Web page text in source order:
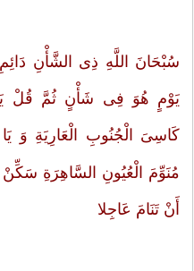
سُبْحَانَ اللَّهِ ذِی الشَّأْنِ
یَوْمٍ هُوَ فِی شَأْنٍ ثُمَّ قُلْ یَا
کَاسِیَ الْجُنُوبِ الْعَارِیَةِ وَ
مُنَوِّمَ الْعُیُونِ السَّاهِرَةِ
أَنْ تَنَامَ عَاجِلا